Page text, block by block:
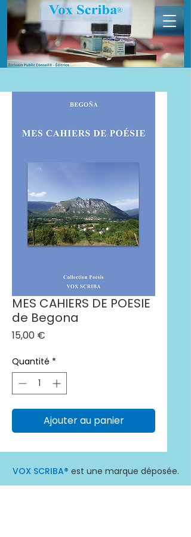
MES CAHIERS DE POESIE
de Begona
15,00 €
Quantité *
Ajouter au panier
VOX SCRIBA® est une marque déposée.